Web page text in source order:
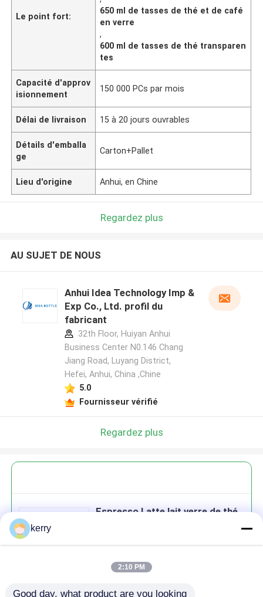
Le point fort:
650 ml de tasses de thé et de café
en verre
,
600 ml de tasses de thé transparen
tes
Capacité d'approv
isionnement
150 000 PCs par mois
Délai de livraison 15 à 20 jours ouvrables
Détails d'emballa
ge
Carton+Pallet
Lieu d'origine Anhui, en Chine
Regardez plus
AU SUJET DE NOUS
Anhui Idea Technology Imp &
Exp Co., Ltd. profil du
fabricant
32th Floor, Huiyan Anhui
Business Center N0.146 Chang
Jiang Road, Luyang District,
Hefei, Anhui, China ,Chine
5.0
Fournisseur vérifié
Regardez plus
Espresso Latte lait verre de thé
kerry
2:10 PM
Good day, what product are you looking